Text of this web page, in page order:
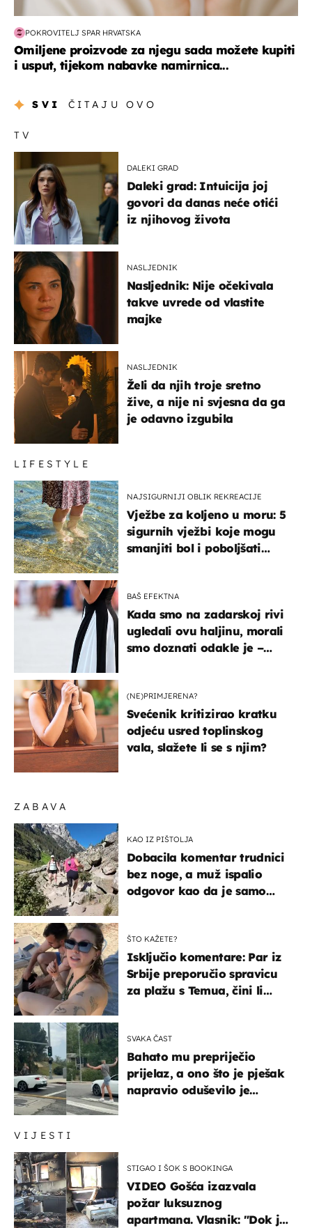
POKROVITELJ SPAR HRVATSKA
Omiljene proizvode za njegu sada možete kupiti
i usput, tijekom nabavke namirnica...
SVI ČITAJU OVO
VIJESTI
STIGAO I ŠOK S BOOKINGA
VIDEO Gošća izazvala
požar luksuznog
apartmana. Vlasnik: "Dok je
ZABAVA
KAO IZ PIŠTOLJA
Dobacila komentar trudnici
bez noge, a muž ispalio
odgovor kao da je samo
ŠTO KAŽETE?
Isključio komentare: Par iz
Srbije preporučio spravicu
za plažu s Temua, čini li
SVAKA ČAST
Bahato mu prepriječio
prijelaz, a ono što je pješak
napravio oduševilo je
TV
DALEKI GRAD
Daleki grad: Intuicija joj
govori da danas neće otići
iz njihovog života
NASLJEDNIK
Nasljednik: Nije očekivala
takve uvrede od vlastite
majke
NASLJEDNIK
Želi da njih troje sretno
žive, a nije ni svjesna da ga
je odavno izgubila
LIFESTYLE
NAJSIGURNIJI OBLIK REKREACIJE
Vježbe za koljeno u moru: 5
sigurnih vježbi koje mogu
smanjiti bol i poboljšati
BAŠ EFEKTNA
Kada smo na zadarskoj rivi
ugledali ovu haljinu, morali
smo doznati odakle je –
(NE)PRIMJERENA?
Svećenik kritizirao kratku
odjeću usred toplinskog
vala, slažete li se s njim?